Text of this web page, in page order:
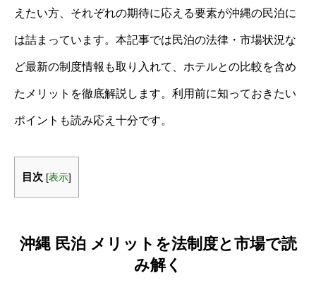
えたい方、それぞれの期待に応える要素が沖縄の民泊に
は詰まっています。本記事では民泊の法律・市場状況な
ど最新の制度情報も取り入れて、ホテルとの比較を含め
たメリットを徹底解説します。利用前に知っておきたい
ポイントも読み応え十分です。
目次 [表示]
沖縄 民泊 メリットを法制度と市場で読
み解く